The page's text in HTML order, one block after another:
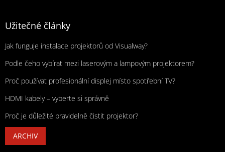
Užitečné články
Jak funguje instalace projektorů od Visualway?
Podle čeho vybírat mezi laserovým a lampovým projektorem?
Proč používat profesionální displej místo spotřební TV?
HDMI kabely – vyberte si správně
Proč je důležité pravidelně čistit projektor?
ARCHIV